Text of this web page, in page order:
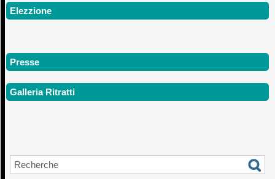
Elezzione
Presse
Galleria Ritratti